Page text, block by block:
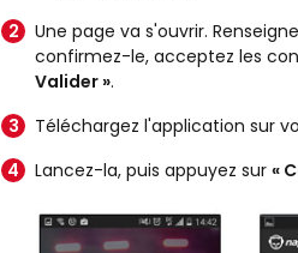
Une page va s'ouvrir.
confirmez-le, acceptez les
Valider ».
Téléchargez l'application sur
Lancez-la, puis appuyez sur «